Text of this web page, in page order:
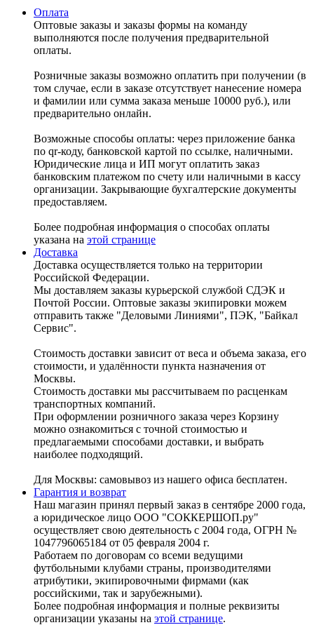
Оплата
Оптовые заказы и заказы формы на команду
выполняются после получения предварительной
оплаты.
Розничные заказы возможно оплатить при получении (в
том случае, если в заказе отсутствует нанесение номера
и фамилии или сумма заказа меньше 10000 руб.), или
предварительно онлайн.
Возможные способы оплаты: через приложение банка
по qr-коду, банковской картой по ссылке, наличными.
Юридические лица и ИП могут оплатить заказ
банковским платежом по счету или наличными в кассу
организации. Закрывающие бухгалтерские документы
предоставляем.
Более подробная информация о способах оплаты
указана на этой странице
Доставка
Доставка осуществляется только на территории
Российской Федерации.
Мы доставляем заказы курьерской службой СДЭК и
Почтой России. Оптовые заказы экипировки можем
отправить также "Деловыми Линиями", ПЭК, "Байкал
Сервис".
Стоимость доставки зависит от веса и объема заказа, его
стоимости, и удалённости пункта назначения от
Москвы.
Стоимость доставки мы рассчитываем по расценкам
транспортных компаний.
При оформлении розничного заказа через Корзину
можно ознакомиться с точной стоимостью и
предлагаемыми способами доставки, и выбрать
наиболее подходящий.
Для Москвы: самовывоз из нашего офиса бесплатен.
Гарантия и возврат
Наш магазин принял первый заказ в сентябре 2000 года,
а юридическое лицо ООО "СОККЕРШОП.ру"
осуществляет свою деятельность с 2004 года, ОГРН №
1047796065184 от 05 февраля 2004 г.
Работаем по договорам со всеми ведущими
футбольными клубами страны, производителями
атрибутики, экипировочными фирмами (как
российскими, так и зарубежными).
Более подробная информация и полные реквизиты
организации указаны на этой странице.